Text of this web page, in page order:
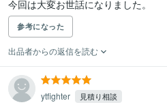
参考になった
出品者からの返信を読む
ytfighter 見積り相談